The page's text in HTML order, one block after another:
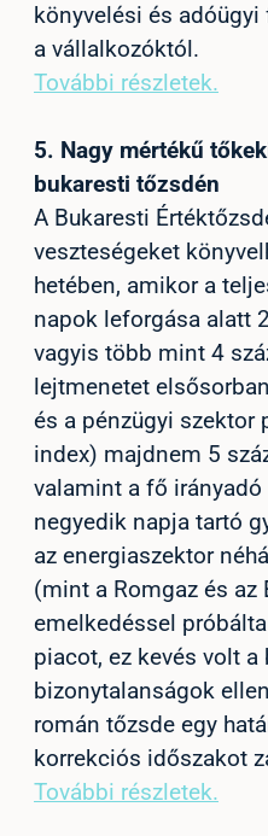
könyvelési és
a vállalkozóktól.
További részletek.
5. Nagy mértékű
bukaresti tőzsdén
A Bukaresti
veszteségeket
hetében, amikor a
napok leforgása alatt
vagyis több mint 4
lejtmenetet
és a pénzügyi szektor
index) majdnem 5
valamint a fő
negyedik napja tartó
az energiaszektor
(mint a Romgaz és az
emelkedéssel
piacot, ez kevés volt a
bizonytalanságok
román tőzsde egy
korrekciós időszakot
További részletek.